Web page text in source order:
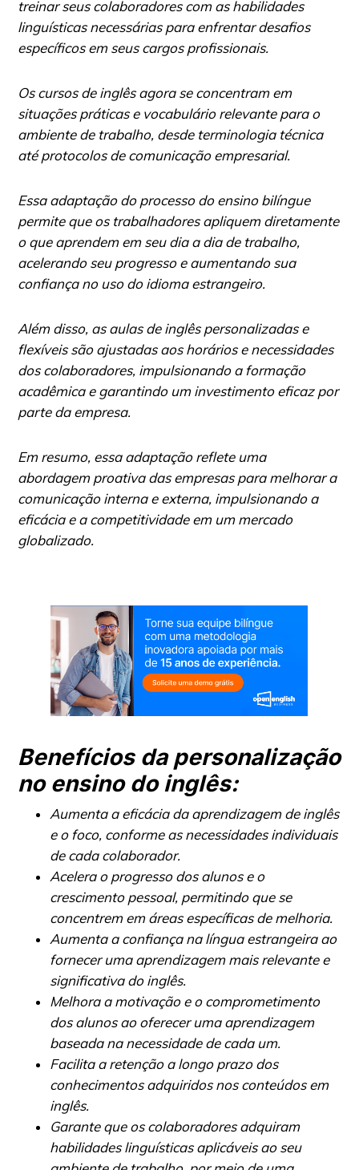
treinar seus colaboradores com as habilidades
linguísticas necessárias para enfrentar desafios
específicos em seus cargos profissionais.
Os cursos de inglês agora se concentram em
situações práticas e vocabulário relevante para o
ambiente de trabalho, desde terminologia técnica
até protocolos de comunicação empresarial.
Essa adaptação do processo do ensino bilíngue
permite que os trabalhadores apliquem diretamente
o que aprendem em seu dia a dia de trabalho,
acelerando seu progresso e aumentando sua
confiança no uso do idioma estrangeiro.
Além disso, as aulas de inglês personalizadas e
flexíveis são ajustadas aos horários e necessidades
dos colaboradores, impulsionando a formação
acadêmica e garantindo um investimento eficaz por
parte da empresa.
Em resumo, essa adaptação reflete uma
abordagem proativa das empresas para melhorar a
comunicação interna e externa, impulsionando a
eficácia e a competitividade em um mercado
globalizado.
Benefícios da personalização
no ensino do inglês:
Aumenta a eficácia da aprendizagem de inglês
e o foco, conforme as necessidades individuais
de cada colaborador.
Acelera o progresso dos alunos e o
crescimento pessoal, permitindo que se
concentrem em áreas específicas de melhoria.
Aumenta a confiança na língua estrangeira ao
fornecer uma aprendizagem mais relevante e
significativa do inglês.
Melhora a motivação e o comprometimento
dos alunos ao oferecer uma aprendizagem
baseada na necessidade de cada um.
Facilita a retenção a longo prazo dos
conhecimentos adquiridos nos conteúdos em
inglês.
Garante que os colaboradores adquiram
habilidades linguísticas aplicáveis ao seu